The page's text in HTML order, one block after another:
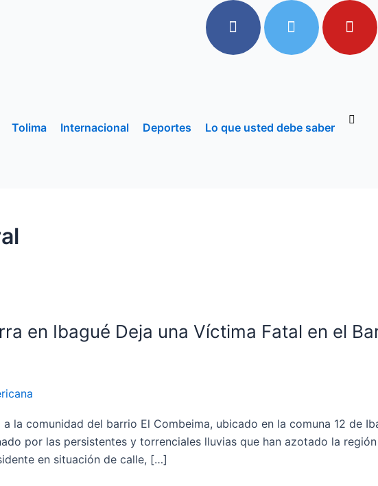
Tolima Internacional Deportes Lo que usted debe saber
en Ibagué Deja una Víctima Fatal en el
la comunidad del barrio El Combeima, ubicado en la comuna 12 de
por las persistentes y torrenciales lluvias que han azotado la
en situación de calle, […]